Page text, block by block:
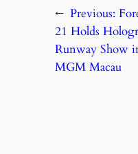
← Previous:
21 Holds
Runway Show
MGM Macau